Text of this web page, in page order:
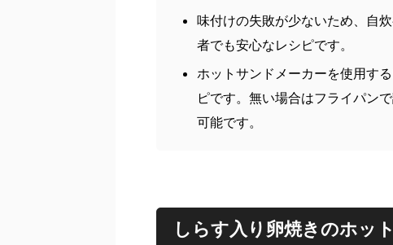
味付けの失敗が少ないため、自
者でも安心なレシピです。
ホットサンドメーカーを使用す
ピです。無い場合はフライパン
可能です。
しらす入り卵焼きのホッ